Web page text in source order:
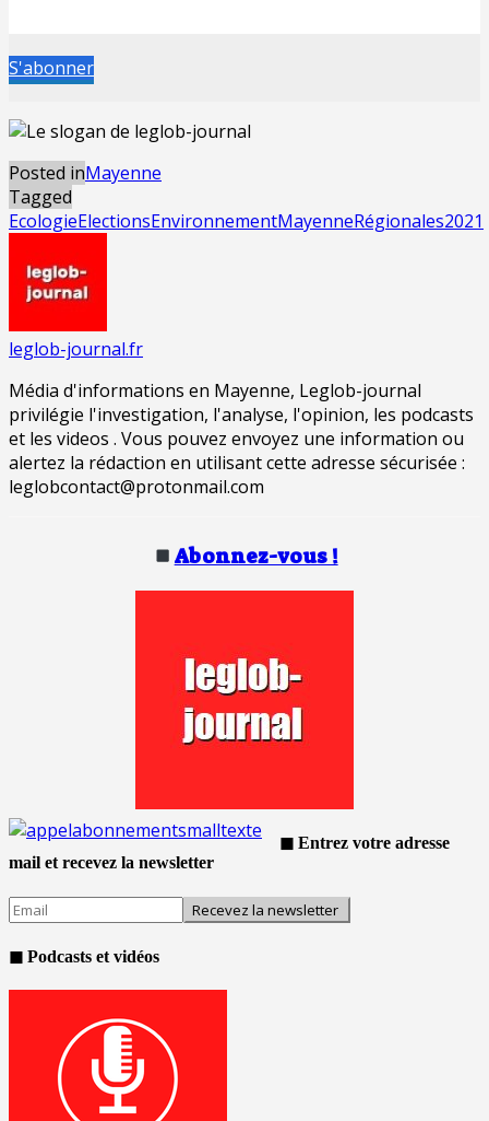
S'abonner
Posted inMayenne
Tagged
EcologieElectionsEnvironnementMayenneRégionales2021
leglob-journal.fr
Média d'informations en Mayenne, Leglob-journal
privilégie l'investigation, l'analyse, l'opinion, les podcasts
et les videos . Vous pouvez envoyez une information ou
alertez la rédaction en utilisant cette adresse sécurisée :
leglobcontact@protonmail.com
Abonnez-vous !
◼ Entrez votre adresse
mail et recevez la newsletter
◼ Podcasts et vidéos